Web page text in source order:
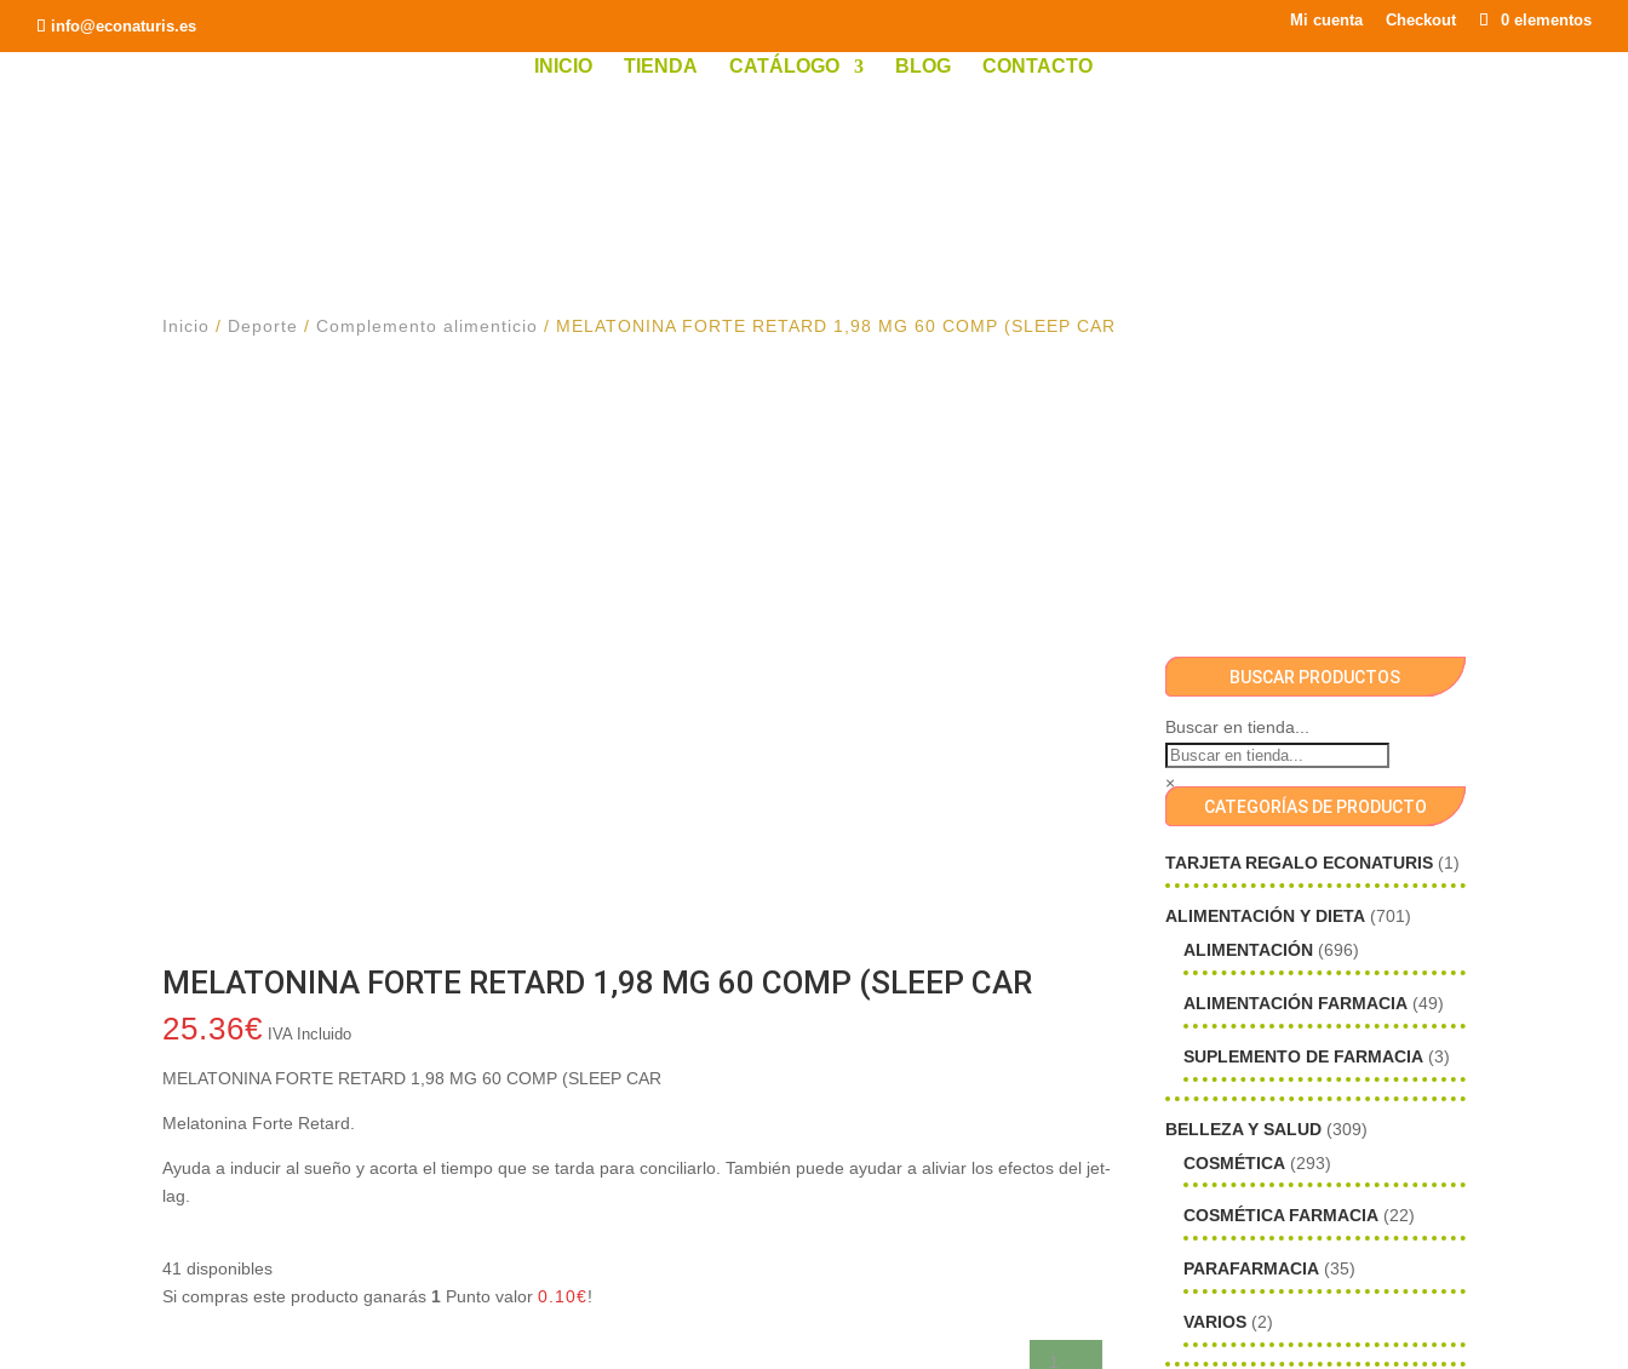
info@econaturis.es Mi cuenta Checkout 0 elementos
INICIO TIENDA CATÁLOGO BLOG CONTACTO
Inicio / Deporte /Complemento alimenticio / MELATONINA FORTE RETARD 1,98 MG 60 COMP (SLEEP CAR
MELATONINA FORTE RETARD 1,98 MG 60 COMP (SLEEP CAR
25.36€ IVA Incluido
MELATONINA FORTE RETARD 1,98 MG 60 COMP (SLEEP CAR
Melatonina Forte Retard.
Ayuda a inducir al sueño y acorta el tiempo que se tarda para conciliarlo. También puede ayudar a aliviar los efectos del jet-
lag.
41 disponibles
Si compras este producto ganarás 1 Punto valor0.10€!
BUSCAR PRODUCTOS
Buscar en tienda...
×
CATEGORÍAS DE PRODUCTO
TARJETA REGALO ECONATURIS (1)
ALIMENTACIÓN Y DIETA (701)
ALIMENTACIÓN (696)
ALIMENTACIÓN FARMACIA (49)
SUPLEMENTO DE FARMACIA (3)
BELLEZA Y SALUD (309)
COSMÉTICA (293)
COSMÉTICA FARMACIA (22)
PARAFARMACIA (35)
VARIOS (2)